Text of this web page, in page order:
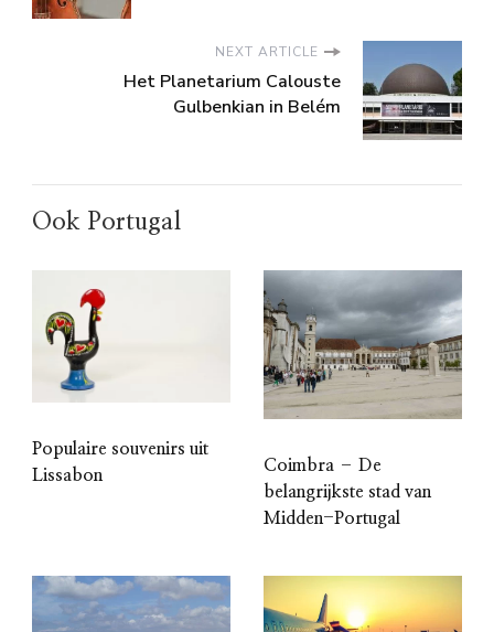
NEXT ARTICLE
Het Planetarium Calouste
Gulbenkian in Belém
Ook Portugal
Populaire souvenirs uit
Lissabon
Coimbra – De
belangrijkste stad van
Midden-Portugal